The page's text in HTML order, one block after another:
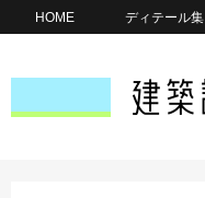
HOME ディテール集